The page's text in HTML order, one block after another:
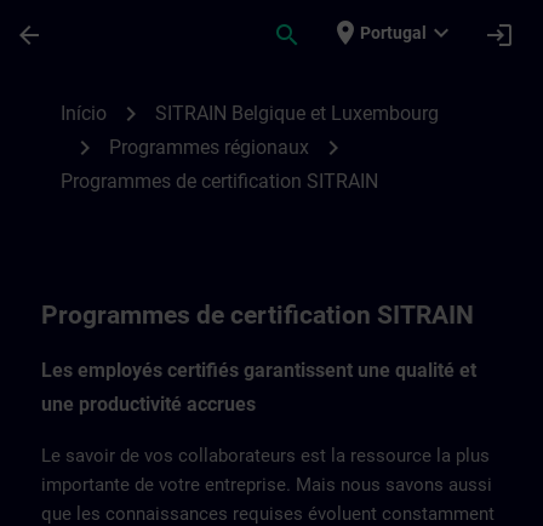
arrow_back search place Portugal expand_more login
Início chevron_right SITRAIN Belgique et Luxembourg
chevron_right Programmes régionaux chevron_right
Programmes de certification SITRAIN
Programmes de certification SITRAIN
Les employés certifiés garantissent une qualité et
une productivité accrues
Le savoir de vos collaborateurs est la ressource la plus
importante de votre entreprise. Mais nous savons aussi
que les connaissances requises évoluent constamment